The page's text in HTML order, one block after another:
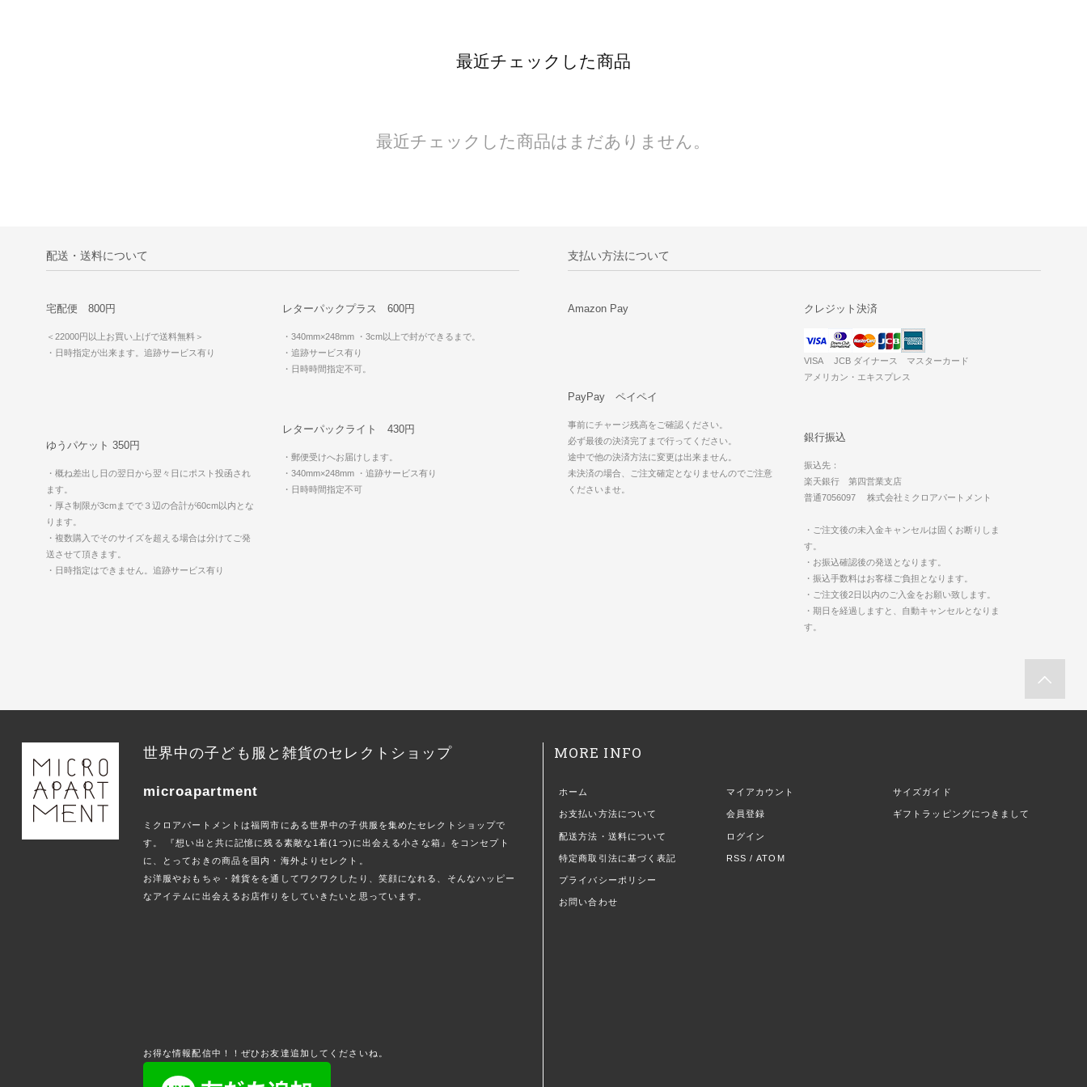
最近チェックした商品
最近チェックした商品はまだありません。
配送・送料について
宅配便 800円
＜22000円以上お買い上げで送料無料＞
・日時指定が出来ます。追跡サービス有り
レターパックプラス 600円
・340mm×248mm・3cm以上で封ができるまで。
・追跡サービス有り
・日時時間指定不可。
レターパックライト 430円
・郵便受けへお届けします。
・340mm×248mm・追跡サービス有り
・日時時間指定不可
ゆうパケット 350円
・概ね差出し日の翌日から翌々日にポスト投函され
ます。
・厚さ制限が3cmまでで３辺の合計が60cm以内とな
ります。
・複数購入でそのサイズを超える場合は分けてご発
送させて頂きます。
・日時指定はできません。追跡サービス有り
支払い方法について
Amazon Pay クレジット決済
VISA JCB ダイナース マスターカード
アメリカン・エキスプレス
PayPay ペイペイ
事前にチャージ残高をご確認ください。
必ず最後の決済完了まで行ってください。
途中で他の決済方法に変更は出来ません。
未決済の場合、ご注文確定となりませんのでご注意
くださいませ。
銀行振込
振込先：
楽天銀行 第四営業支店
普通7056097 株式会社ミクロアパートメント
・ご注文後の未入金キャンセルは固くお断りしま
す。
・お振込確認後の発送となります。
・振込手数料はお客様ご負担となります。
・ご注文後2日以内のご入金をお願い致します。
・期日を経過しますと、自動キャンセルとなりま
す。
世界中の子ども服と雑貨のセレクトショップ
microapartment
ミクロアパートメントは福岡市にある世界中の子供服を集めたセレクトショップで
す。 『想い出と共に記憶に残る素敵な1着(1つ)に出会える小さな箱』をコンセプト
に、とっておきの商品を国内・海外よりセレクト。
お洋服やおもちゃ・雑貨をを通してワクワクしたり、笑顔になれる、そんなハッピー
なアイテムに出会えるお店作りをしていきたいと思っています。
お得な情報配信中！！ぜひお友達追加してくださいね。
MORE INFO
ホーム
お支払い方法について
配送方法・送料について
特定商取引法に基づく表記
プライバシーポリシー
お問い合わせ
マイアカウント
会員登録
ログイン
RSS /ATOM
サイズガイド
ギフトラッピングにつきまして